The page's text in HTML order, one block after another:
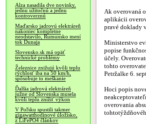
Alza nasadila dve novinky,
jednu užitočnú a jednu
kontroverznú
Maďarsko jadrovú elektráreň
nakoniec kompletne
neodstavilo, Rumunsko mení
tok Dunaja
Slovensko.sk má opäť
technické problémy
Železnice znižujú kvôli teplu
rýchlosť iba na 50 km/h,
spôsobuje to meškanie
Ďalšia jadrová elektráreň
južne od Slovenska musela
kvôli teplu znížiť výkon
V Poľsku spustili takmer
gigawatthodinové úložisko,
z LiFePO4 článkov
Ak overovaná
aplikácii
pravé doklady
Ministerstvo
popise
účely.
tohto
Petržalke 6.
Hoci popis
overovania